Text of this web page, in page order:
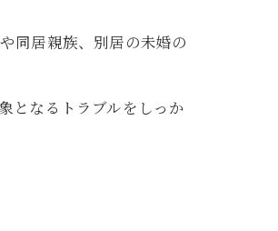
同居親族、別居の未婚の
となるトラブルをしっか